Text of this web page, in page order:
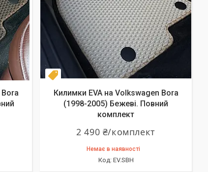
Комплект
Килимки EVA на Volkswagen Bora
(1998-2005) Бежеві. Повний
комплект
2 490 ₴/комплект
Немає в наявності
EV.SBH